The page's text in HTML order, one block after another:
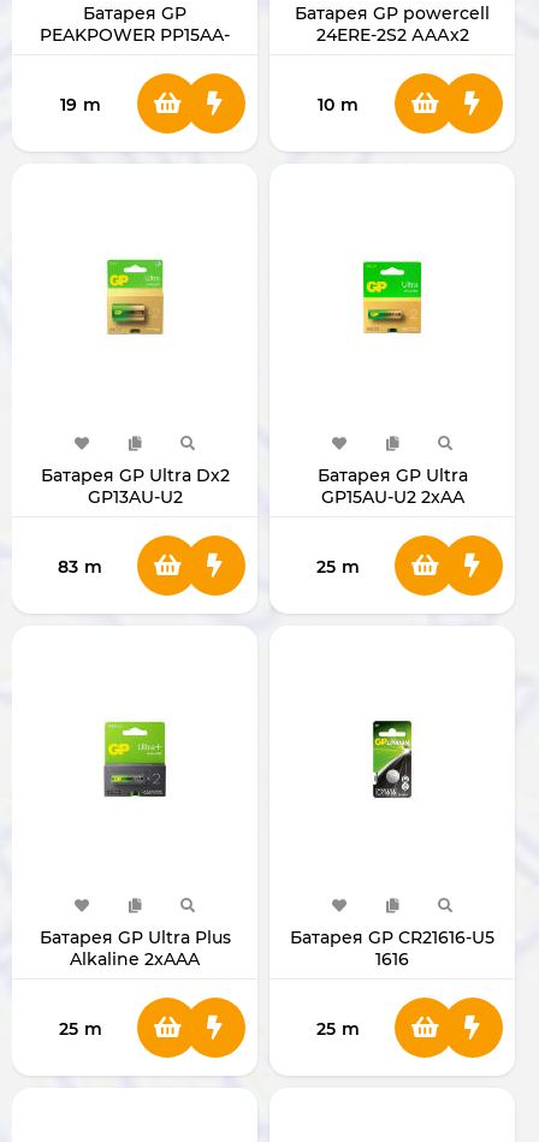
Батарея GP
PEAKPOWER PP15AA-
19 m
Батарея GP powercell
24ERE-2S2 АAАх2
10 m
Батарея GP Ultra Dх2
GP13AU-U2
83 m
Батарея GP Ultra
GP15AU-U2 2xAA
25 m
Батарея GP Ultra Plus
Alkaline 2xAAA
25 m
Батарея GP CR21616-U5
1616
25 m